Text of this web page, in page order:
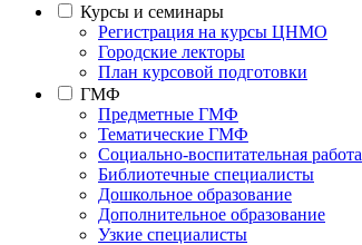
Курсы и семинары
Регистрация на курсы ЦНМО
Городские лекторы
План курсовой подготовки
ГМФ
Предметные ГМФ
Тематические ГМФ
Социально-воспитательная работа
Библиотечные специалисты
Дошкольное образование
Дополнительное образование
Узкие специалисты